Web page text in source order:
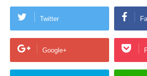
Twitter
Google+